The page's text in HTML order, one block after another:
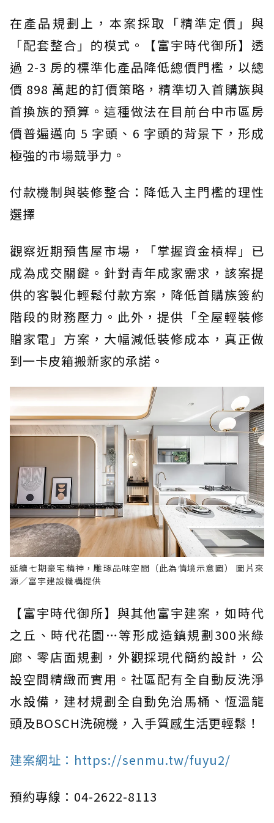
在產品規劃上，本案採取「精準定價」與
「配套整合」的模式。【富宇時代御所】透
過 2-3 房的標準化產品降低總價門檻，以總
價 898 萬起的訂價策略，精準切入首購族與
首換族的預算。這種做法在目前台中市區房
價普遍邁向 5 字頭、6 字頭的背景下，形成
極強的市場競爭力。
付款機制與裝修整合：降低入主門檻的理性
選擇
觀察近期預售屋市場，「掌握資金槓桿」已
成為成交關鍵。針對青年成家需求，該案提
供的客製化輕鬆付款方案，降低首購族簽約
階段的財務壓力。此外，提供「全屋輕裝修
贈家電」方案，大幅減低裝修成本，真正做
到一卡皮箱搬新家的承諾。
延續七期豪宅精神，雕琢品味空間（此為情境示意圖） 圖片來
源／富宇建設機構提供
【富宇時代御所】與其他富宇建案，如時代
之丘、時代花園…等形成造鎮規劃300米綠
廊、零店面規劃，外觀採現代簡約設計，公
設空間精緻而實用。社區配有全自動反洗淨
水設備，建材規劃全自動免治馬桶、恆溫龍
頭及BOSCH洗碗機，入手質感生活更輕鬆！
建案網址：https://senmu.tw/fuyu2/
預約專線：04-2622-8113